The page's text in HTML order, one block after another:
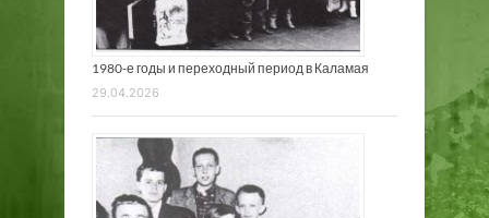
1980-е годы и переходный период в Каламая
29.04.2026